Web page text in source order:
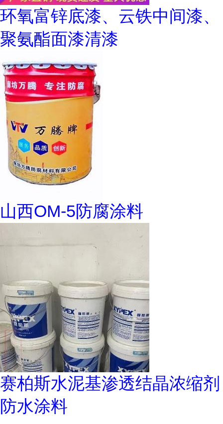
环氧富锌底漆、云铁中间漆、
聚氨酯面漆清漆
山西OM-5防腐涂料
赛柏斯水泥基渗透结晶浓缩剂
防水涂料